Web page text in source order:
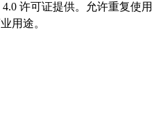
许可证提供。允许重复使用
用途。